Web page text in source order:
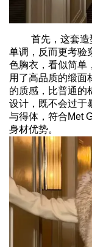
首先，这套造型
单调，反而更考验
色胸衣，看似简单
用了高品质的缎面
的质感，比普通的
设计，既不会过于
与得体，符合Met
身材优势。